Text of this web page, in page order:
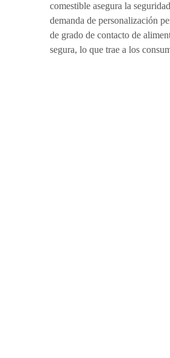
comestible asegura la
demanda de personalización
de grado de contacto de
segura, lo que trae a los